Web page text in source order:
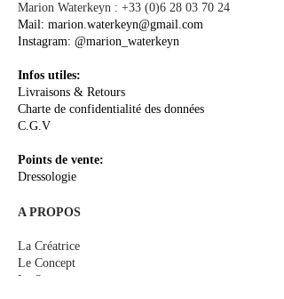
Marion Waterkeyn : +33 (0)6 28 03 70 24
Mail: marion.waterkeyn@gmail.com
Instagram: @marion_waterkeyn
Infos utiles:
Livraisons & Retours
Charte de confidentialité des données
C.G.V
Points de vente:
Dressologie
A PROPOS
La Créatrice
Le Concept
Le Sur-mesure